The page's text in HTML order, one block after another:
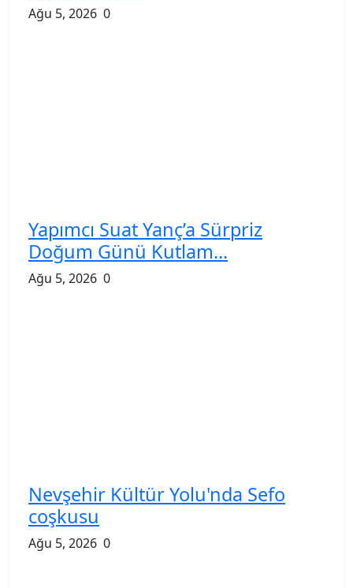
Ağu 5, 2026 0
Yapımcı Suat Yanç’a Sürpriz
Doğum Günü Kutlam...
Ağu 5, 2026 0
Nevşehir Kültür Yolu'nda Sefo
coşkusu
Ağu 5, 2026 0